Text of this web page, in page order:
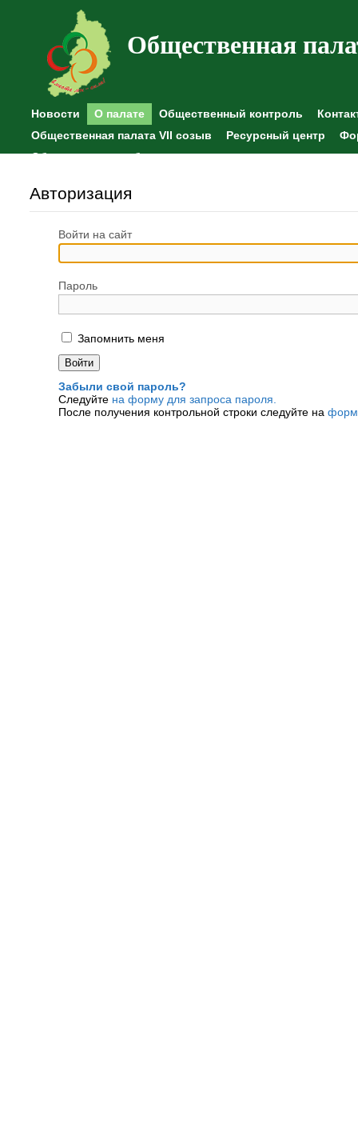
Общественная
Новости О палате Общественный контроль
Общественная палата VII созыв
Ресурсный центр
Общественные наблюдения
Авторизация
Войти на сайт
Пароль
Запомнить меня
Забыли свой пароль?
Следуйте на форму для запроса пароля.
После получения контрольной строки следуйте на